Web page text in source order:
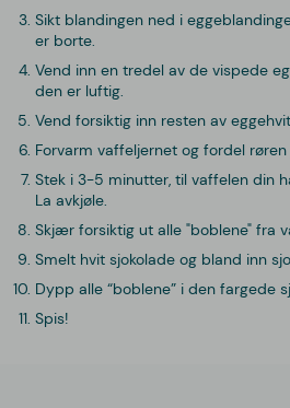
Sikt blandingen ned i
er borte.
Vend inn en tredel av de vispede
den er luftig.
Vend forsiktig inn resten av
Forvarm vaffeljernet og fordel
Stek i 3-5 minutter, til vaffelen din
La avkjøle.
Skjær forsiktig ut alle "boblene" fra
Smelt hvit sjokolade og bland inn
Dypp alle “boblene” i den fargede
Spis!